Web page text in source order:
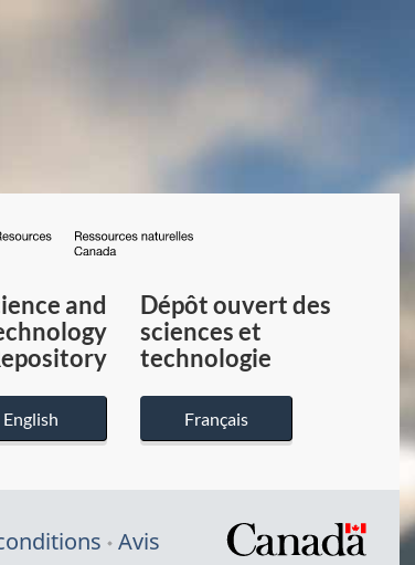
du
Canada
and
English
Dépôt ouvert des
sciences et
technologie
Français
Avis
/